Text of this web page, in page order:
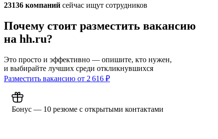
23136 компаний сейчас ищут сотрудников
Почему стоит разместить вакансию
на hh.ru?
Это просто и эффективно — опишите, кто нужен,
и выбирайте лучших среди откликнувшихся
Разместить вакансию от 2 616 ₽
Бонус — 10 резюме с открытыми контактами